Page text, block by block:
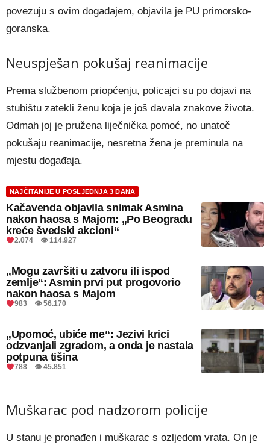
povezuju s ovim događajem, objavila je PU primorsko-
goranska.
Neuspješan pokušaj reanimacije
Prema službenom priopćenju, policajci su po dojavi na
stubištu zatekli ženu koja je još davala znakove života.
Odmah joj je pružena liječnička pomoć, no unatoč
pokušaju reanimacije, nesretna žena je preminula na
mjestu događaja.
NAJČITANIJE U POSLJEDNJA 3 DANA
Kačavenda objavila snimak Asmina
nakon haosa s Majom: „Po Beogradu
kreće švedski akcioni“
2.074 👁 114.927
„Mogu završiti u zatvoru ili ispod
zemlje“: Asmin prvi put progovorio
nakon haosa s Majom
983 👁 56.170
„Upomoć, ubiće me“: Jezivi krici
odzvanjali zgradom, a onda je nastala
potpuna tišina
788 👁 45.851
Muškarac pod nadzorom policije
U stanu je pronađen i muškarac s ozljedom vrata. On je